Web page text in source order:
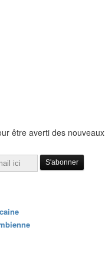
être averti des nouveaux